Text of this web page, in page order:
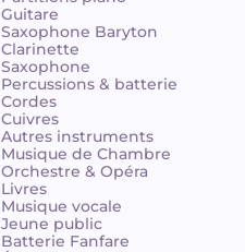
Guitare
Saxophone Baryton
Clarinette
Saxophone
Percussions & batterie
Cordes
Cuivres
Autres instruments
Musique de Chambre
Orchestre & Opéra
Livres
Musique vocale
Jeune public
Batterie Fanfare